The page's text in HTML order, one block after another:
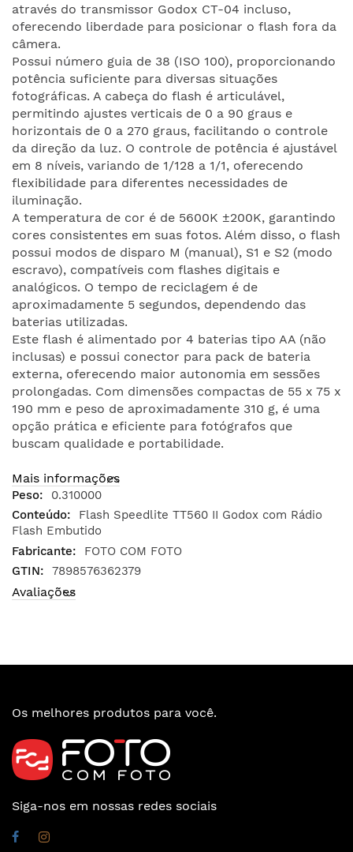
através do transmissor Godox CT-04 incluso,
oferecendo liberdade para posicionar o flash fora da
câmera.
Possui número guia de 38 (ISO 100), proporcionando
potência suficiente para diversas situações
fotográficas. A cabeça do flash é articulável,
permitindo ajustes verticais de 0 a 90 graus e
horizontais de 0 a 270 graus, facilitando o controle
da direção da luz. O controle de potência é ajustável
em 8 níveis, variando de 1/128 a 1/1, oferecendo
flexibilidade para diferentes necessidades de
iluminação.
A temperatura de cor é de 5600K ±200K, garantindo
cores consistentes em suas fotos. Além disso, o flash
possui modos de disparo M (manual), S1 e S2 (modo
escravo), compatíveis com flashes digitais e
analógicos. O tempo de reciclagem é de
aproximadamente 5 segundos, dependendo das
baterias utilizadas.
Este flash é alimentado por 4 baterias tipo AA (não
inclusas) e possui conector para pack de bateria
externa, oferecendo maior autonomia em sessões
prolongadas. Com dimensões compactas de 55 x 75 x
190 mm e peso de aproximadamente 310 g, é uma
opção prática e eficiente para fotógrafos que
buscam qualidade e portabilidade.
Mais informações
0.310000
Flash Speedlite TT560 II Godox com Rádio
Flash Embutido
FOTO COM FOTO
7898576362379
Avaliações
Os melhores produtos para você.
Siga-nos em nossas redes sociais